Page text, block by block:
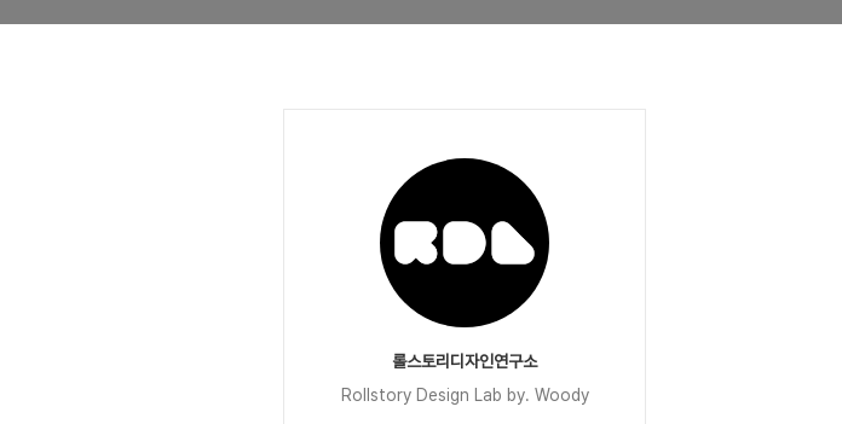
롤스토리디자인연구소
Rollstory Design Lab by. Woody